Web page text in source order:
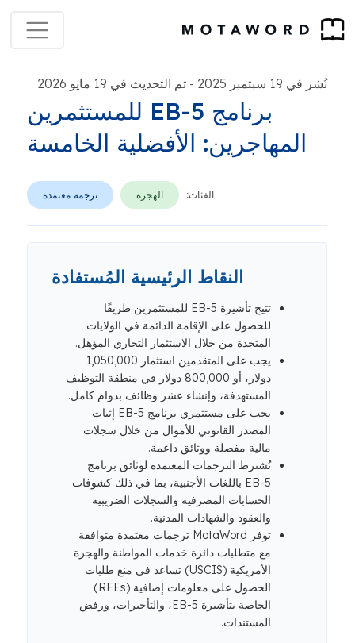
نُشر في 19 سبتمبر 2025 - تم التحديث في 19 مايو 2026
برنامج EB-5 للمستثمرين
المهاجرين: الأفضلية الخامسة
الفئات: الهجرة ترجمة معتمدة
النقاط الرئيسية المُستفادة
تتيح تأشيرة EB-5 للمستثمرين طريقًا
للحصول على الإقامة الدائمة في الولايات
المتحدة من خلال الاستثمار التجاري المؤهل.
يجب على المتقدمين استثمار 1,050,000
دولار، أو 800,000 دولار في منطقة التوظيف
المستهدفة، وإنشاء عشر وظائف بدوام كامل.
يجب على مستثمري برنامج EB-5 إثبات
المصدر القانوني للأموال من خلال سجلات
مالية مفصلة ووثائق داعمة.
تُشترط الترجمات المعتمدة لوثائق برنامج
EB-5 باللغات الأجنبية، بما في ذلك كشوفات
الحسابات المصرفية والسجلات الضريبية
والعقود والشهادات المدنية.
توفر MotaWord ترجمات معتمدة متوافقة
مع متطلبات دائرة خدمات المواطنة والهجرة
الأمريكية (USCIS) تساعد في منع طلبات
الحصول على معلومات إضافية (RFEs)
الخاصة بتأشيرة EB-5، والتأخيرات، ورفض
المستندات.